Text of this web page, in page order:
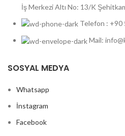
İş Merkezi Altı No: 13/K
Telefon : +90
Mail:
SOSYAL MEDYA
Whatsapp
İnstagram
Facebook